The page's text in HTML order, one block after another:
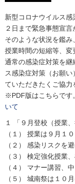
新型コロナウイルス感
２日まで緊急事態宣言
そのような状況を鑑み
授業時間の短縮等、
通常の感染症対策を
ス感染症対策（お願
ていただきたくご協力
※PDF版はこちらです。
いて
１ 「９月登校（授業
（１） 授業は９月１
（２） 感染リスクを
（３） 検定強化授業
（４） マナー講習、
（５） 城南祭は１０